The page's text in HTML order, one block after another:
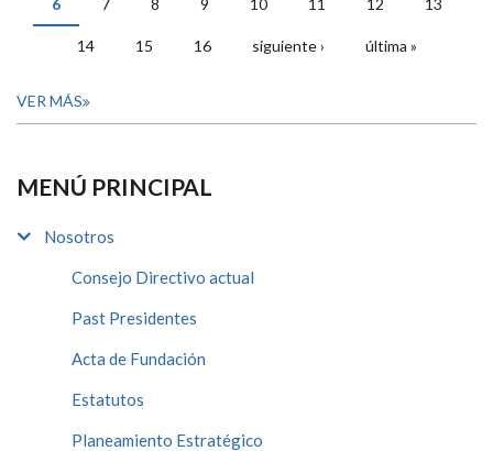
6 7 8 9 10 11 12 13
14 15 16 siguiente › última »
VER MÁS
MENÚ PRINCIPAL
Nosotros
Consejo Directivo actual
Past Presidentes
Acta de Fundación
Estatutos
Planeamiento Estratégico